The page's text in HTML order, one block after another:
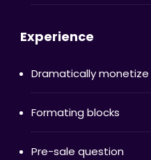
Experience
Dramatically monetize
Formating blocks
Pre-sale question